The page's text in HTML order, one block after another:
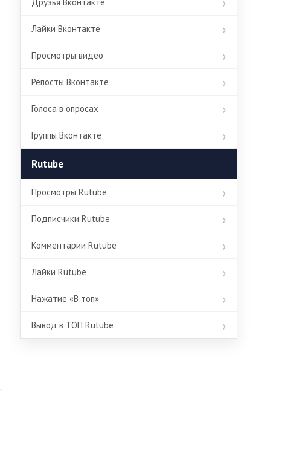
Лайки Вконтакте
Просмотры видео
Репосты Вконтакте
Голоса в опросах
Группы Вконтакте
Rutube
Просмотры Rutube
Подписчики Rutube
Комментарии Rutube
Лайки Rutube
Нажатие «В топ»
Вывод в ТОП Rutube